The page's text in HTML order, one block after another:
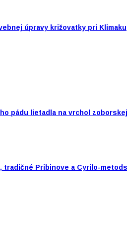
úpravy križovatky pri Klimaku
pádu lietadla na vrchol
tradičné Pribinove a Cyrilo-